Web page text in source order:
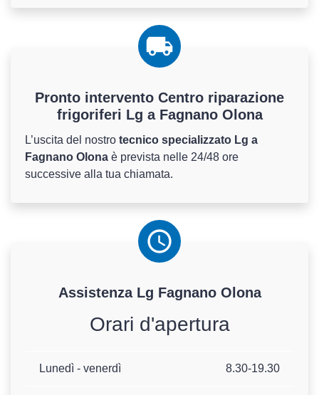
Pronto intervento Centro riparazione
frigoriferi Lg a Fagnano Olona
L’uscita del nostro tecnico specializzato Lg a
Fagnano Olona è prevista nelle 24/48 ore
successive alla tua chiamata.
Assistenza Lg Fagnano Olona
Orari d'apertura
Lunedì - venerdì 8.30-19.30